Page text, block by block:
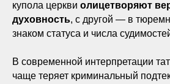
купола церкви олицетворяют
духовность, с другой — в
знаком статуса и числа
В современной интерпретации
чаще теряет криминальный